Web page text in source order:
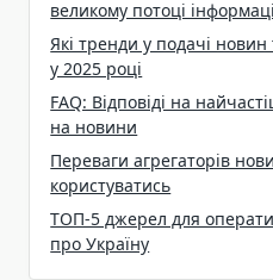
великому потоці
Які тренди у подачі новин
у 2025 році
FAQ: Відповіді на
на новини
Переваги агрегаторів
користуватись
ТОП-5 джерел для
про Україну